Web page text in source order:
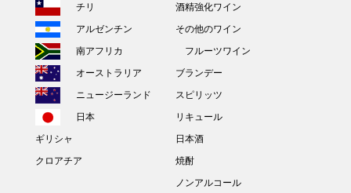
チリ
アルゼンチン
南アフリカ
オーストラリア
ニュージーランド
日本
ギリシャ
クロアチア
酒精強化ワイン
その他のワイン
フルーツワイン
ブランデー
スピリッツ
リキュール
日本酒
焼酎
ノンアルコール